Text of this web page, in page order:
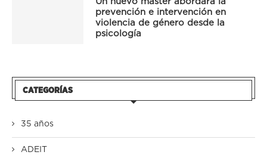
prevención e intervención en
violencia de género desde la
psicología
CATEGORÍAS
35 años
ADEIT